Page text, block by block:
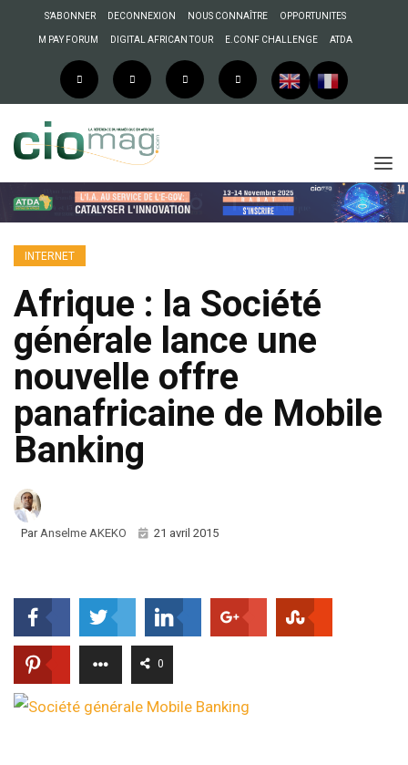
S’ABONNER DECONNEXION NOUS CONNAÎTRE OPPORTUNITES
M PAY FORUM DIGITAL AFRICAN TOUR E.CONF CHALLENGE ATDA
INTERNET
Afrique : la Société
générale lance une
nouvelle offre
panafricaine de Mobile
Banking
ParAnselme AKEKO 21 avril 2015
0